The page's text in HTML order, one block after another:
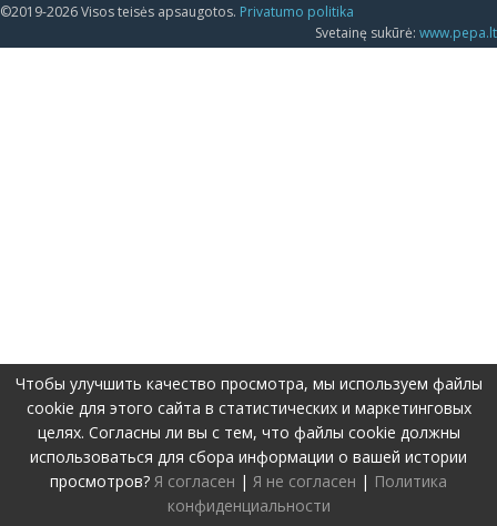
©2019-2026 Visos teisės apsaugotos. Privatumo politika
Svetainę sukūrė: www.pepa.lt
Чтобы улучшить качество просмотра, мы используем файлы
cookie для этого сайта в статистических и маркетинговых
целях. Согласны ли вы с тем, что файлы cookie должны
использоваться для сбора информации о вашей истории
просмотров? Я согласен | Я не согласен | Политика
конфиденциальности